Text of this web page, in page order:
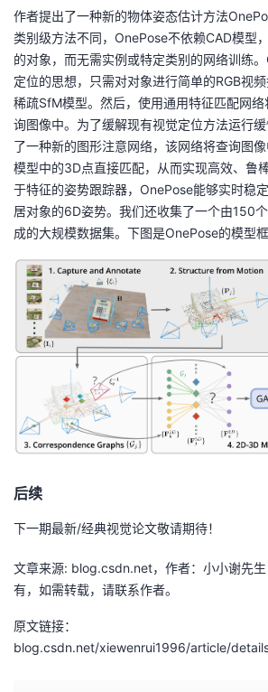
作者提出了一种新的物体姿态估计方法
类别级方法不同，OnePose不依赖CAD模型
的对象，而无需实例或特定类别的网络训练
定位的思想，只需对对象进行简单的RGB视
稀疏SfM模型。然后，使用通用特征匹配网
询图像中。为了缓解现有视觉定位方法运行
了一种新的图形注意网络，该网络将查询图
模型中的3D点直接匹配，从而实现高效、鲁
于特征的姿势跟踪器，OnePose能够实时稳
居对象的6D姿势。我们还收集了一个由150
成的大规模数据集。下图是OnePose的模型框
后续
下一期最新/经典视觉论文敬请期待！
文章来源: blog.csdn.net，作者：小小谢先
有，如需转载，请联系作者。
原文链接：
blog.csdn.net/xiewenrui1996/article/